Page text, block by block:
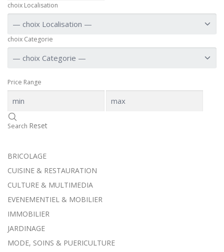
choix Localisation
choix Categorie
Price Range
Search Reset
BRICOLAGE
CUISINE & RESTAURATION
CULTURE & MULTIMEDIA
EVENEMENTIEL & MOBILIER
IMMOBILIER
JARDINAGE
MODE, SOINS & PUERICULTURE